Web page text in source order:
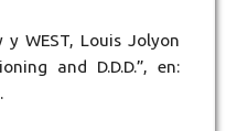
y WEST, Louis Jolyon
and D.D.D.”, en: